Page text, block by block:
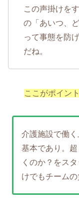
この声掛けを
の「あいつ、
って事態を防
だね。
ここがポイント
介護施設で働
基本であり。
くのか？をス
けでもチームの